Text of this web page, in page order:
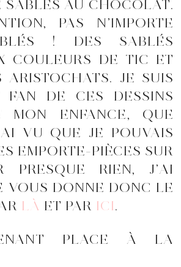
SABLÉS AU CHOCOLAT.
PAS N’IMPORTE
! DES SABLÉS
COULEURS DE TIC ET
ARISTOCHATS. JE SUIS
FAN DE CES DESSINS
MON ENFANCE, QUE
VU QUE JE POUVAIS
EMPORTE-PIÈCES SUR
PRESQUE RIEN, J’AI
VOUS DONNE DONC LE
LÀ ET PAR ICI.
PLACE À LA